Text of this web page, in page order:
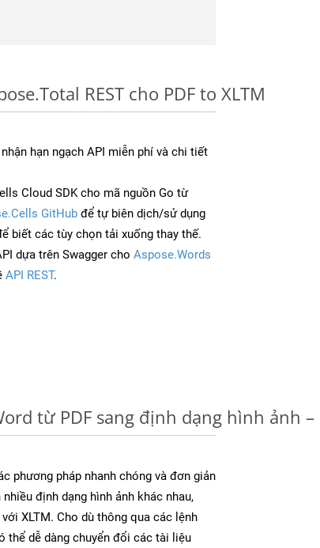
REST cho PDF to XLTM
hạn ngạch API miễn phí và chi tiết
Cloud SDK cho mã nguồn Go từ
GitHub để tự biên dịch/sử dụng
biết các tùy chọn tải xuống thay thế.
dựa trên Swagger cho Aspose.Words
API REST.
từ PDF sang định dạng hình ảnh
phương pháp nhanh chóng và đơn giản
định dạng hình ảnh khác nhau,
XLTM. Cho dù thông qua các lệnh
thể dễ dàng chuyển đổi các tài liệu